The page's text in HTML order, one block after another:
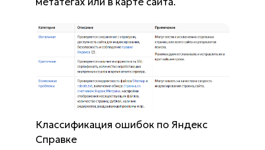
Классификация ошибок по Яндекс
Справке